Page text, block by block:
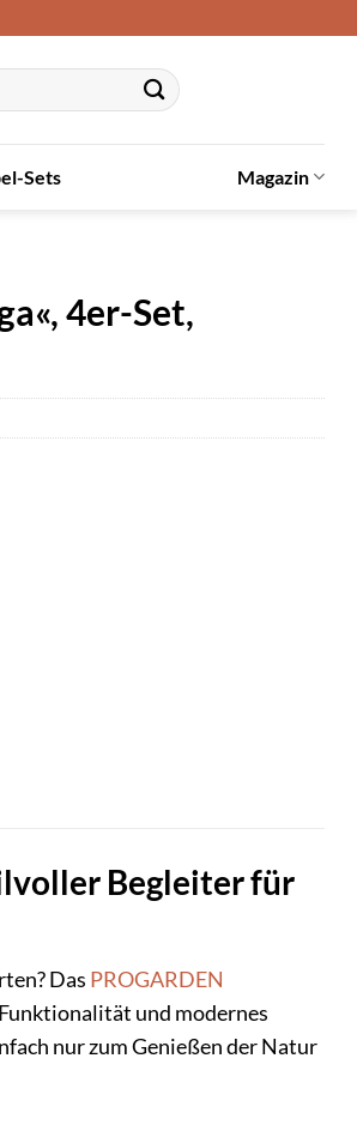
Sets Magazin
4er-Set,
Begleiter für
Das PROGARDEN
und modernes
nur zum Genießen der Natur